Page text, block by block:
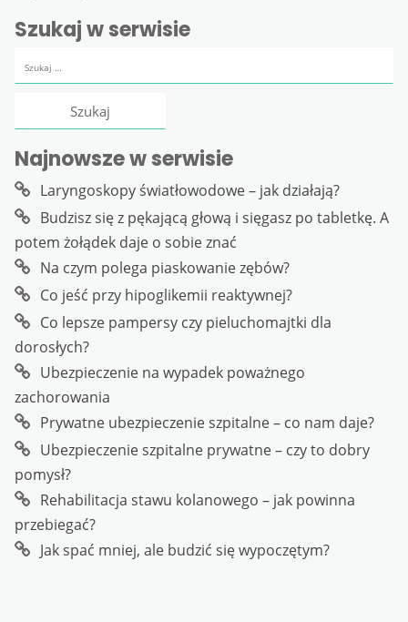
Szukaj w serwisie
Najnowsze w serwisie
Laryngoskopy światłowodowe – jak działają?
Budzisz się z pękającą głową i sięgasz po tabletkę. A
potem żołądek daje o sobie znać
Na czym polega piaskowanie zębów?
Co jeść przy hipoglikemii reaktywnej?
Co lepsze pampersy czy pieluchomajtki dla
dorosłych?
Ubezpieczenie na wypadek poważnego
zachorowania
Prywatne ubezpieczenie szpitalne – co nam daje?
Ubezpieczenie szpitalne prywatne – czy to dobry
pomysł?
Rehabilitacja stawu kolanowego – jak powinna
przebiegać?
Jak spać mniej, ale budzić się wypoczętym?